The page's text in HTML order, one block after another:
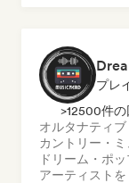
プレ
>12500件
オルタナティブ
カントリー・
ドリーム・ポ
アーティスト